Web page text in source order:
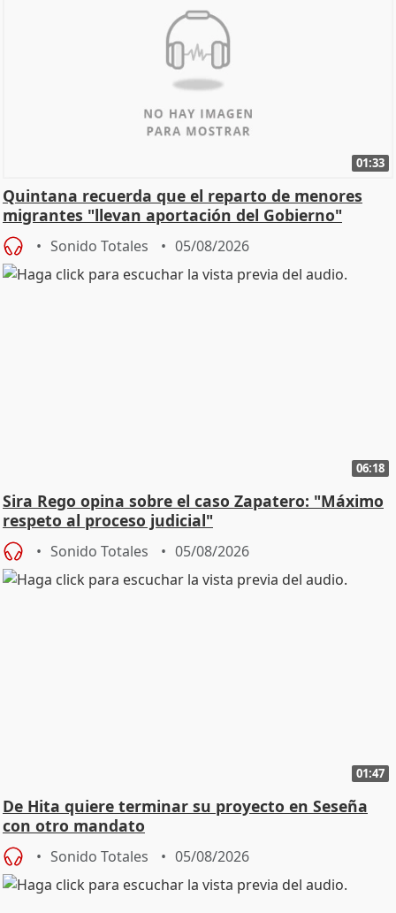
01:33
Quintana recuerda que el reparto de menores
migrantes "llevan aportación del Gobierno"
central
Sonido Totales 05/08/2026
06:18
Sira Rego opina sobre el caso Zapatero: "Máximo
respeto al proceso judicial"
Sonido Totales 05/08/2026
01:47
De Hita quiere terminar su proyecto en Seseña
con otro mandato
Sonido Totales 05/08/2026